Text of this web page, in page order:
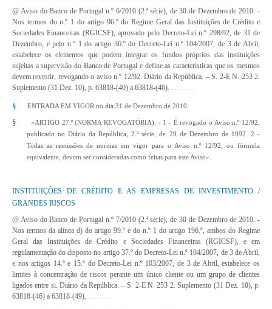
@ Aviso do Banco de Portugal n.º 6/2010 (2.ª série), de 30 de Dezembro de 2010. -
Nos termos do n.º 1 do artigo 96.º do Regime Geral das Instituições de Crédito e
Sociedades Financeiras (RGICSF), aprovado pelo Decreto-Lei n.º 298/92, de 31 de
Dezembro, e pelo n.º 1 do artigo 36.º do Decreto-Lei n.º 104/2007, de 3 de Abril,
estabelece os elementos que podem integrar os fundos próprios das instituições
sujeitas a supervisão do Banco de Portugal e define as características que os mesmos
devem revestir, revogando o aviso n.º 12/92. Diário da República. – S. 2-E N. 253 2.
Suplemento (31 Dez. 10), p. 63818-(40) a 63818-(46).
§ ENTRADA EM VIGOR no dia 31 de Dezembro de 2010.
§
«ARTIGO 27.º (NORMA REVOGATÓRIA). - 1 - É revogado o Aviso n.º 12/92,
publicado no Diário da República, 2.ª série, de 29 de Dezembro de 1992. 2 -
Todas as remissões de normas em vigor para o Aviso n.º 12/92, ou fórmula
equivalente, devem ser consideradas como feitas para este Aviso».
INSTITUIÇÕES DE CRÉDITO E AS EMPRESAS DE INVESTIMENTO /
GRANDES RISCOS
@ Aviso do Banco de Portugal n.º 7/2010 (2.ª série), de 30 de Dezembro de 2010. -
Nos termos da alínea d) do artigo 99.º e do n.º 1 do artigo 196.º, ambos do Regime
Geral das Instituições de Crédito e Sociedades Financeiras (RGICSF), e em
regulamentação do disposto no artigo 37.º do Decreto-Lei n.º 104/2007, de 3 de Abril,
e nos artigos 14.º e 15.º do Decreto-Lei n.º 103/2007, de 3 de Abril, estabelece os
limites à concentração de riscos perante um único cliente ou um grupo de clientes
ligados entre si. Diário da República. – S. 2-E N. 253 2. Suplemento (31 Dez. 10), p.
63818-(46) a 63818-(49).